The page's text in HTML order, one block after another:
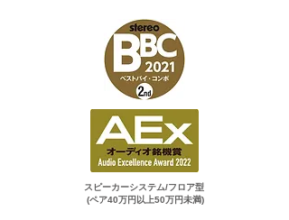
スピーカーシステム/フロア型
(ペア40万円以上50万円未満)